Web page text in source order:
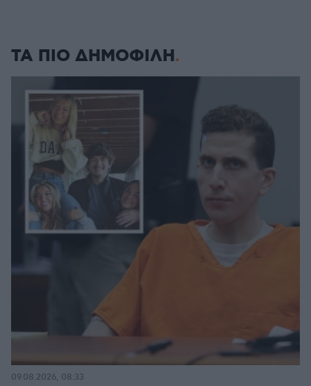
ΤΑ ΠΙΟ ΔΗΜΟΦΙΛΗ
09.08.2026, 08:33